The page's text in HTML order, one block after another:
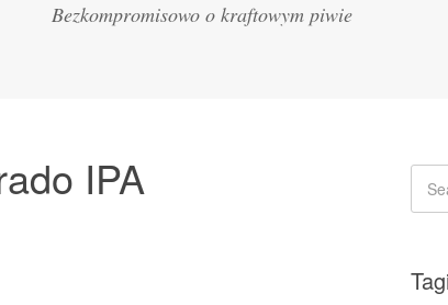
Bezkompromisowo o kraftowym piwie
IPA